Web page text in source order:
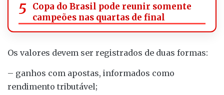
Copa do Brasil pode reunir somente
campeões nas quartas de final
Os valores devem ser registrados de duas formas:
– ganhos com apostas, informados como
rendimento tributável;